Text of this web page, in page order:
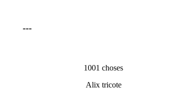
---
1001 choses
Alix tricote